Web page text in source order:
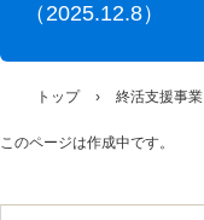
（2025.12.8）
トップ › 終活支援事業
このページは作成中です。